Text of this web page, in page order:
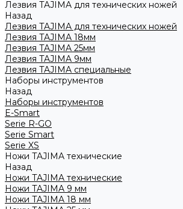
Лезвия TAJIMA для технических ножей
Назад
Лезвия TAJIMA для технических ножей
Лезвия TAJIMA 18мм
Лезвия TAJIMA 25мм
Лезвия TAJIMA 9мм
Лезвия TAJIMA специальные
Наборы инструментов
Назад
Наборы инструментов
E-Smart
Serie R-GO
Serie Smart
Serie XS
Ножи TAJIMA технические
Назад
Ножи TAJIMA технические
Ножи TAJIMA 9 мм
Ножи TAJIMA 18 мм